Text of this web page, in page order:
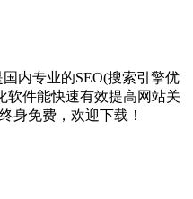
内专业的SEO(搜索引擎优
软件能快速有效提高网站关
身免费，欢迎下载！